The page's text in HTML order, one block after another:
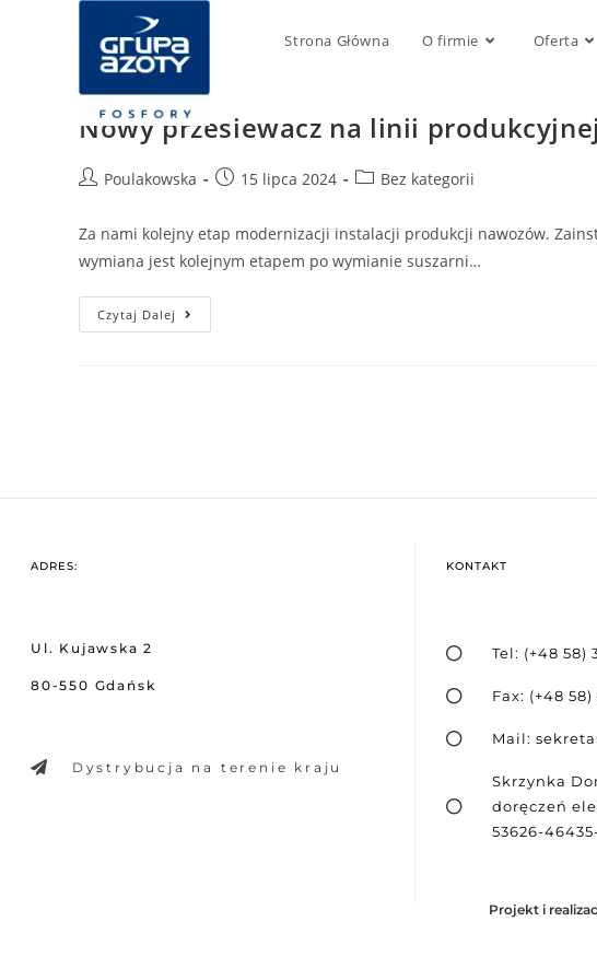
Strona Główna O firmie Oferta
Nowy przesiewacz na linii produkcyjnej
Poulakowska 15 lipca 2024 Bez kategorii
Za nami kolejny etap modernizacji instalacji produkcji nawozów.
wymiana jest kolejnym etapem po wymianie suszarni…
Czytaj Dalej
ADRES:
Ul. Kujawska 2
80-550 Gdańsk
Dystrybucja na terenie kraju
KONTAKT
Tel: (+48 58)
Fax: (+48 58)
Mail:
Skrzynka
doręczeń
53626-
Projekt i